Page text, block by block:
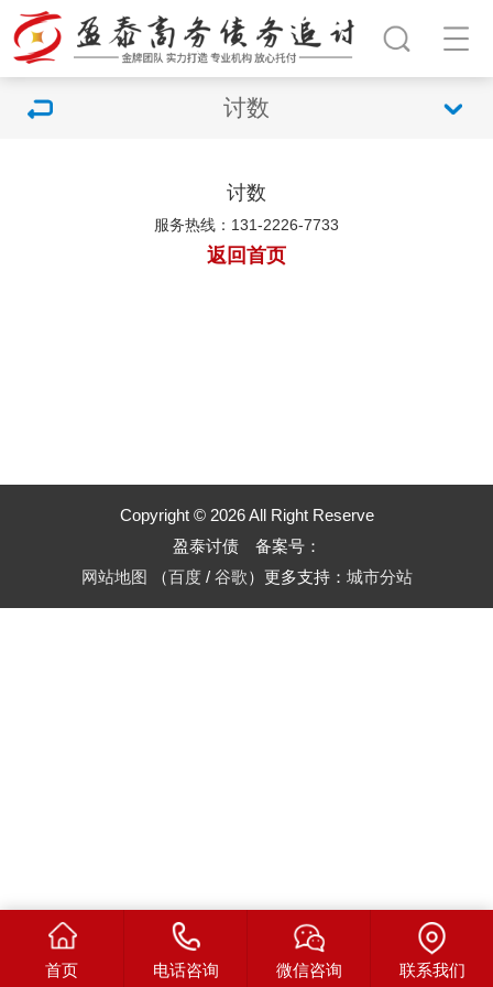
讨数
讨数
服务热线：131-2226-7733
返回首页
Copyright © 2026 All Right Reserve
盈泰讨债 备案号：
网站地图 （百度/ 谷歌）更多支持： 城市分站
首页 电话咨询 微信咨询 联系我们